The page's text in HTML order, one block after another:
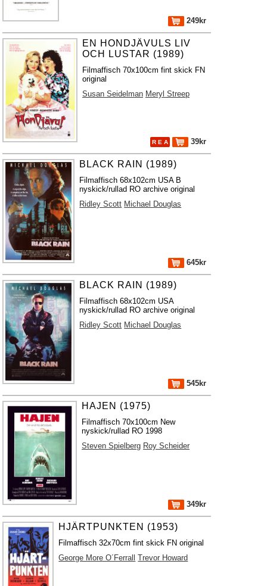
249kr
EN HONDJÄVULS LIV
OCH LUSTAR (1989)
Filmaffisch 70x100cm fint skick FN
original
Susan Seidelman Meryl Streep
R E A 39kr
BLACK RAIN (1989)
Filmaffisch 68x102cm USA B
nyskick/rullad RO archive original
Ridley Scott Michael Douglas
645kr
BLACK RAIN (1989)
Filmaffisch 68x102cm USA
nyskick/rullad RO archive original
Ridley Scott Michael Douglas
545kr
HAJEN (1975)
Filmaffisch 70x100cm New
nyskick/rullad RO 1998
Steven Spielberg Roy Scheider
349kr
HJÄRTPUNKTEN (1953)
Filmaffisch 32x70cm fint skick FN original
George More O´Ferrall
Trevor Howard